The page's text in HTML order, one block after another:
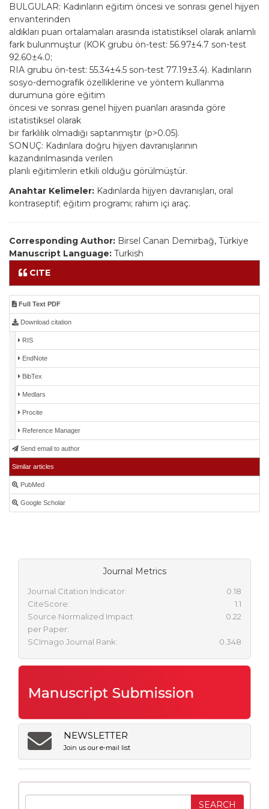
BULGULAR: Kadınların eğitim öncesi ve sonrası genel hijyen
envanterinden
aldıkları puan ortalamaları arasında istatistiksel olarak anlamlı
fark bulunmuştur (KOK grubu ön-test: 56.97±4.7 son-test
92.60±4.0;
RIA grubu ön-test: 55.34±4.5 son-test 77.19±3.4). Kadınların
sosyo-demografik özelliklerine ve yöntem kullanma
durumuna göre eğitim
öncesi ve sonrası genel hijyen puanları arasında göre
istatistiksel olarak
bir farklılık olmadığı saptanmıştır (p>0.05).
SONUÇ: Kadınlara doğru hijyen davranışlarının
kazandırılmasında verilen
planlı eğitimlerin etkili olduğu görülmüştür.
Anahtar Kelimeler: Kadınlarda hijyen davranışları, oral
kontraseptif; eğitim programı; rahim içi araç.
Corresponding Author: Birsel Canan Demirbağ, Türkiye
Manuscript Language: Turkish
CITE
Full Text PDF
Download citation
RIS
EndNote
BibTex
Medlars
Procite
Reference Manager
Send email to author
Similar articles
PubMed
Google Scholar
Journal Metrics
Journal Citation Indicator:
0.18
CiteScore:
1.1
Source Normalized Impact
per Paper:
0.22
SCImago Journal Rank: 0.348
NEWSLETTER
Join us our e-mail list